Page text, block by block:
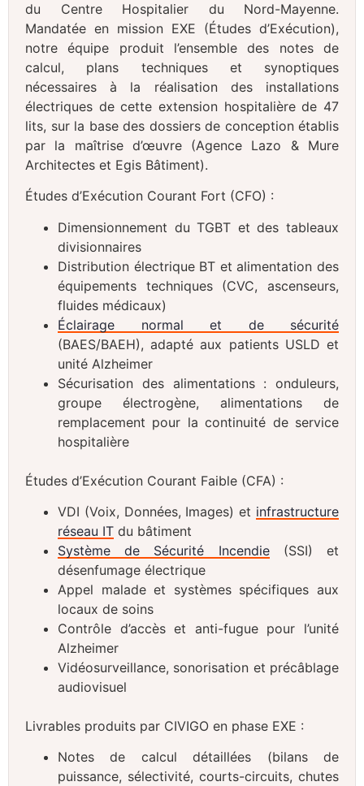
du Centre Hospitalier du Nord-Mayenne.
Mandatée en mission EXE (Études d’Exécution),
notre équipe produit l’ensemble des notes de
calcul, plans techniques et synoptiques
nécessaires à la réalisation des installations
électriques de cette extension hospitalière de 47
lits, sur la base des dossiers de conception établis
par la maîtrise d’œuvre (Agence Lazo & Mure
Architectes et Egis Bâtiment).
Études d’Exécution Courant Fort (CFO) :
Dimensionnement du TGBT et des tableaux
divisionnaires
Distribution électrique BT et alimentation des
équipements techniques (CVC, ascenseurs,
fluides médicaux)
Éclairage normal et de sécurité
(BAES/BAEH), adapté aux patients USLD et
unité Alzheimer
Sécurisation des alimentations : onduleurs,
groupe électrogène, alimentations de
remplacement pour la continuité de service
hospitalière
Études d’Exécution Courant Faible (CFA) :
VDI (Voix, Données, Images) et infrastructure
réseau IT du bâtiment
Système de Sécurité Incendie(SSI) et
désenfumage électrique
Appel malade et systèmes spécifiques aux
locaux de soins
Contrôle d’accès et anti-fugue pour l’unité
Alzheimer
Vidéosurveillance, sonorisation et précâblage
audiovisuel
Livrables produits par CIVIGO en phase EXE :
Notes de calcul détaillées (bilans de
puissance, sélectivité, courts-circuits, chutes